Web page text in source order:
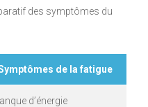
des symptômes du
de la fatigue
d’énergie